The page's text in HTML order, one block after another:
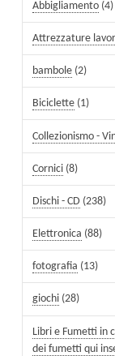
Abbigliamento (4)
Attrezzature
bambole (2)
Biciclette (1)
Collezionismo -
Cornici (8)
Dischi - CD (238)
Elettronica (88)
fotografia (13)
giochi (28)
Libri e Fumetti in
dei fumetti qui